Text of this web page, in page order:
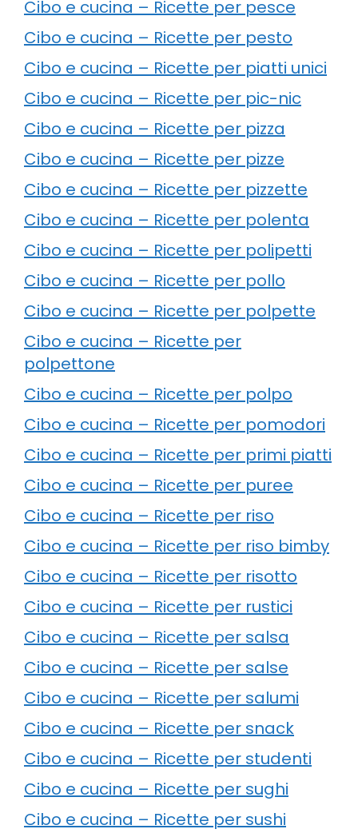
Cibo e cucina – Ricette per pesce
Cibo e cucina – Ricette per pesto
Cibo e cucina – Ricette per piatti unici
Cibo e cucina – Ricette per pic-nic
Cibo e cucina – Ricette per pizza
Cibo e cucina – Ricette per pizze
Cibo e cucina – Ricette per pizzette
Cibo e cucina – Ricette per polenta
Cibo e cucina – Ricette per polipetti
Cibo e cucina – Ricette per pollo
Cibo e cucina – Ricette per polpette
Cibo e cucina – Ricette per
polpettone
Cibo e cucina – Ricette per polpo
Cibo e cucina – Ricette per pomodori
Cibo e cucina – Ricette per primi piatti
Cibo e cucina – Ricette per puree
Cibo e cucina – Ricette per riso
Cibo e cucina – Ricette per riso bimby
Cibo e cucina – Ricette per risotto
Cibo e cucina – Ricette per rustici
Cibo e cucina – Ricette per salsa
Cibo e cucina – Ricette per salse
Cibo e cucina – Ricette per salumi
Cibo e cucina – Ricette per snack
Cibo e cucina – Ricette per studenti
Cibo e cucina – Ricette per sughi
Cibo e cucina – Ricette per sushi